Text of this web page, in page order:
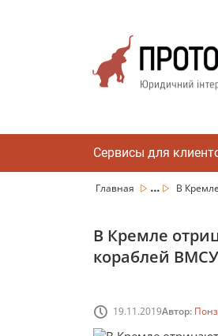
Сервисы для
Главная ... В
В Кремле
кораблей ВМСУ
19.11.2019Автор: